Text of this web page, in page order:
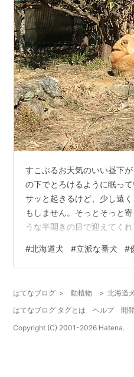
すこぶるお天気のいい昼下
の下でとろけるように眠っ
サッと起きるけど、少し遠
もしません。そっとそっと
うな半開きの目で迎えてく
発揮します。ハクビシンも
おかげで何度も追い払われ
あります。若芽がかじられ
肉食の獣には敏感に反応す
なるのは獣特有の臭いが違
#北海道犬 #立派な番犬 #
はてなブログ > 動植物 > 北海道
はてなブログ タグとは
ヘルプ 開
Copyright (C) 2001-2026 Hatena.